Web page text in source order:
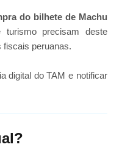
do bilhete de Machu
precisam deste
fiscais peruanas.
digital do TAM e notificar